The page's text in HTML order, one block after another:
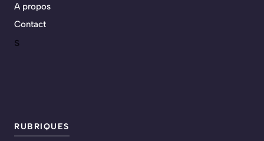
A propos
Contact
s
RUBRIQUES